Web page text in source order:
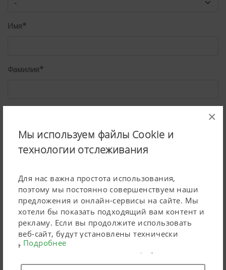
×
Мы используем файлы Cookie и
технологии отслеживания
Для нас важна простота использования,
поэтому мы постоянно совершенствуем наши
предложения и онлайн-сервисы на сайте. Мы
хотели бы показать подходящий вам контент и
рекламу. Если вы продолжите использовать
веб-сайт, будут установлены технически
необходимые файлы cookie. Персональные
маркетинговые продукты Google будут
использовать файлы cookie только в том
Подробнее
Имя*
Фамилия*
Индекс*
Город*
Страна*